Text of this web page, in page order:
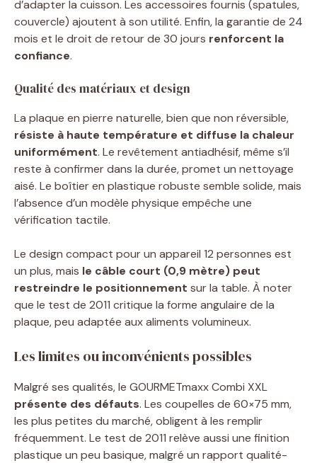
d’adapter la cuisson. Les accessoires fournis (spatules,
couvercle) ajoutent à son utilité. Enfin, la garantie de 24
mois et le droit de retour de 30 jours renforcent la
confiance.
Qualité des matériaux et design
La plaque en pierre naturelle, bien que non réversible,
résiste à haute température et diffuse la chaleur
uniformément. Le revêtement antiadhésif, même s’il
reste à confirmer dans la durée, promet un nettoyage
aisé. Le boîtier en plastique robuste semble solide, mais
l’absence d’un modèle physique empêche une
vérification tactile.
Le design compact pour un appareil 12 personnes est
un plus, mais le câble court (0,9 mètre) peut
restreindre le positionnement sur la table. À noter
que le test de 2011 critique la forme angulaire de la
plaque, peu adaptée aux aliments volumineux.
Les limites ou inconvénients possibles
Malgré ses qualités, le GOURMETmaxx Combi XXL
présente des défauts. Les coupelles de 60×75 mm,
les plus petites du marché, obligent à les remplir
fréquemment. Le test de 2011 relève aussi une finition
plastique un peu basique, malgré un rapport qualité-